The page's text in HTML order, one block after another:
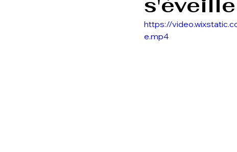
https://
e.mp4